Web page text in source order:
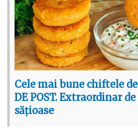
Cele mai bune chiftele
DE POST. Extraordinar
sățioase